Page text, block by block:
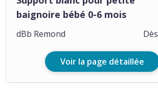
baignoire bébé 0-6 mois
Dès
dBb Remond
Voir la page détaillée